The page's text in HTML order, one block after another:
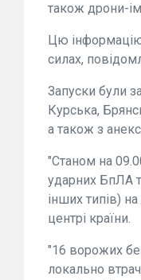
також дрони-
Цю
силах,
Запуски були
Курська,
а також з
"Станом на
ударних БпЛА
інших типів) на
центрі країни.
"16 ворожих
локально